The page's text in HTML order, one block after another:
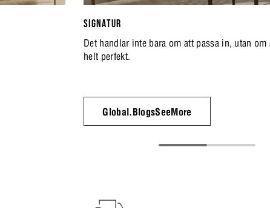
SIGNATUR
Det handlar inte bara om att passa in, utan om
helt perfekt.
Global.BlogsSeeMore